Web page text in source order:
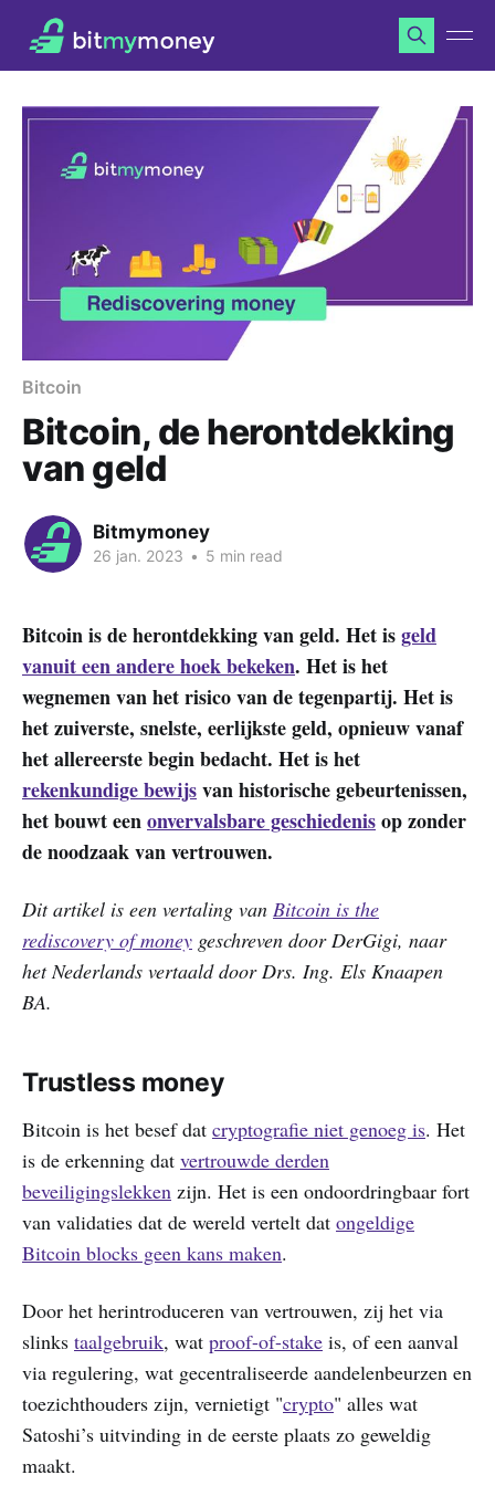
Bitcoin
Bitcoin, de herontdekking
van geld
Bitmymoney
26 jan. 2023 • 5 min read
Bitcoin is de herontdekking van geld. Het isgeld
vanuit een andere hoek bekeken. Het is het
wegnemen van het risico van de tegenpartij. Het is
het zuiverste, snelste, eerlijkste geld, opnieuw vanaf
het allereerste begin bedacht. Het is het
rekenkundige bewijsvan historische gebeurtenissen,
het bouwt eenonvervalsbare geschiedenisop zonder
de noodzaak van vertrouwen.
Dit artikel is een vertaling van Bitcoin is the
rediscovery of money geschreven door DerGigi, naar
het Nederlands vertaald door Drs. Ing. Els Knaapen
BA.
Trustless money
Bitcoin is het besef dat cryptografie niet genoeg is. Het
is de erkenning dat vertrouwde derden
beveiligingslekken zijn. Het is een ondoordringbaar fort
van validaties dat de wereld vertelt dat ongeldige
Bitcoin blocks geen kans maken.
Door het herintroduceren van vertrouwen, zij het via
slinks taalgebruik, wat proof-of-stake is, of een aanval
via regulering, wat gecentraliseerde aandelenbeurzen en
toezichthouders zijn, vernietigt "crypto" alles wat
Satoshi’s uitvinding in de eerste plaats zo geweldig
maakt.